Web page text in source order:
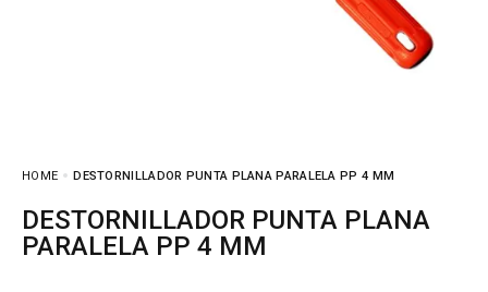
HOME DESTORNILLADOR PUNTA PLANA PARALELA PP 4 MM
DESTORNILLADOR PUNTA PLANA
PARALELA PP 4 MM